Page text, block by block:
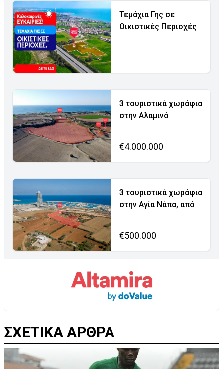
Τεμάχια Γης σε
Οικιστικές Περιοχές
3 τουριστικά χωράφια
στην Αλαμινό
€4.000.000
3 τουριστικά χωράφια
στην Αγία Νάπα, από
€500.000
ΣΧΕΤΙΚΑ ΑΡΘΡΑ